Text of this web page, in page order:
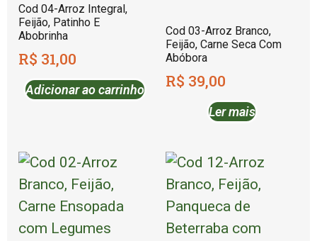
Cod 04-Arroz Integral,
Feijão, Patinho E
Abobrinha
R$ 31,00
Adicionar ao carrinho
Cod 03-Arroz Branco,
Feijão, Carne Seca Com
Abóbora
R$ 39,00
Ler mais